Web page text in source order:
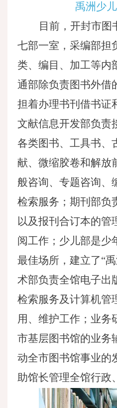
禹洲少
目前，开封市图
七部一室，采编部担
类、编目、加工等内
通部除负责图书外借
担着办理书刊借书证
文献信息开发部负责
各类图书、工具书、
献、微缩胶卷和解放
般咨询、专题咨询、
检索服务；期刊部负
以及报刊合订本的管
阅工作；少儿部是少
最佳场所，建立了“
术部负责全馆电子出
检索服务及计算机管
用、维护工作；业务
市基层图书馆的业务
动全市图书馆事业的
助馆长管理全馆行政